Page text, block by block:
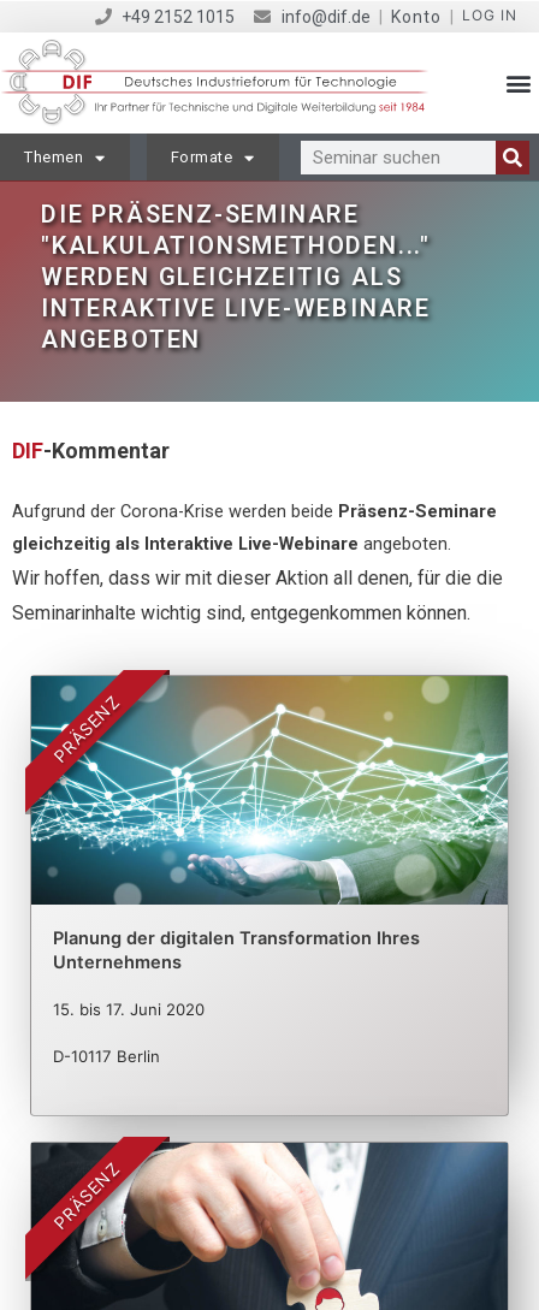
+49 2152 1015 info@dif.de Konto LOG IN
Themen Formate
DIE PRÄSENZ-SEMINARE
"KALKULATIONSMETHODEN..."
WERDEN GLEICHZEITIG ALS
INTERAKTIVE LIVE-WEBINARE
ANGEBOTEN
DIF-Kommentar
Aufgrund der Corona-Krise werden beide Präsenz-Seminare
gleichzeitig als Interaktive Live-Webinare angeboten.
Wir hoffen, dass wir mit dieser Aktion all denen, für die die
Seminarinhalte wichtig sind, entgegenkommen können.
PRÄSENZ
Planung der digitalen Transformation Ihres
Unternehmens
15. bis 17. Juni 2020
D-10117 Berlin
PRÄSENZ